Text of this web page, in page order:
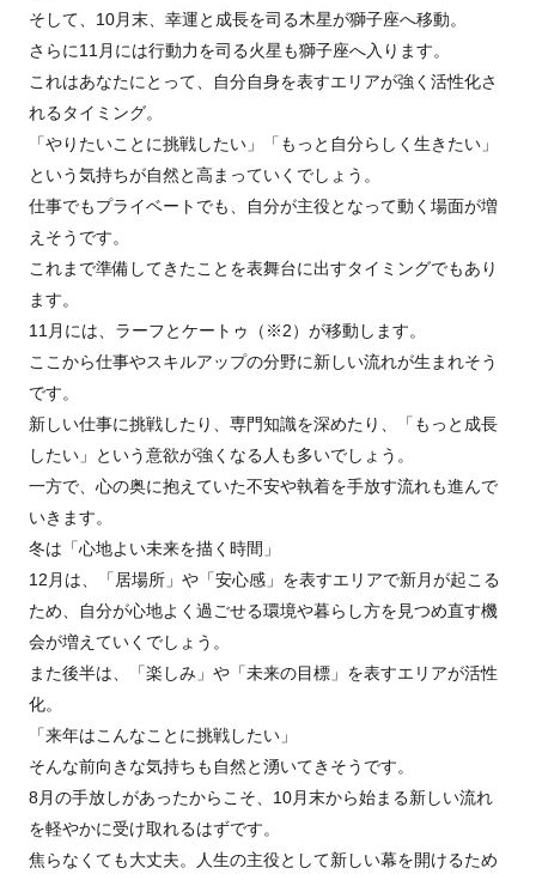
そして、10月末、幸運と成長を司る木星が獅子座へ移動。
さらに11月には行動力を司る火星も獅子座へ入ります。
これはあなたにとって、自分自身を表すエリアが強く活性化さ
れるタイミング。
「やりたいことに挑戦したい」「もっと自分らしく生きたい」
という気持ちが自然と高まっていくでしょう。
仕事でもプライベートでも、自分が主役となって動く場面が増
えそうです。
これまで準備してきたことを表舞台に出すタイミングでもあり
ます。
11月には、ラーフとケートゥ（※2）が移動します。
ここから仕事やスキルアップの分野に新しい流れが生まれそう
です。
新しい仕事に挑戦したり、専門知識を深めたり、「もっと成長
したい」という意欲が強くなる人も多いでしょう。
一方で、心の奥に抱えていた不安や執着を手放す流れも進んで
いきます。
冬は「心地よい未来を描く時間」
12月は、「居場所」や「安心感」を表すエリアで新月が起こる
ため、自分が心地よく過ごせる環境や暮らし方を見つめ直す機
会が増えていくでしょう。
また後半は、「楽しみ」や「未来の目標」を表すエリアが活性
化。
「来年はこんなことに挑戦したい」
そんな前向きな気持ちも自然と湧いてきそうです。
8月の手放しがあったからこそ、10月末から始まる新しい流れ
を軽やかに受け取れるはずです。
焦らなくても大丈夫。人生の主役として新しい幕を開けるため